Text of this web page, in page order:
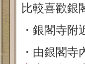
比較喜歡銀
・銀閣寺附
・由銀閣